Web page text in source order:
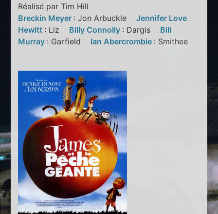
Réalisé par Tim Hill
Breckin Meyer : Jon ArbuckleJennifer Love
Hewitt : Liz Billy Connolly : Dargis Bill
Murray : Garfield Ian Abercrombie : Smithee